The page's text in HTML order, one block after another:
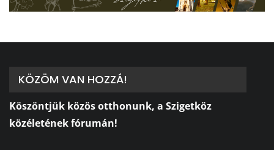
KÖZÖM VAN HOZZÁ!
Köszöntjük közös otthonunk, a Szigetköz
közéletének fórumán!